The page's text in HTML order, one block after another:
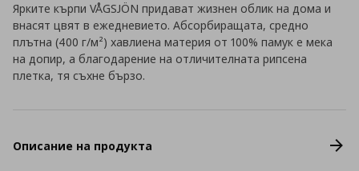
Ярките кърпи VÅGSJÖN придават жизнен облик на дома и
внасят цвят в ежедневието. Абсорбиращата, средно
плътна (400 г/м²) хавлиена материя от 100% памук е мека
на допир, а благодарение на отличителната рипсена
плетка, тя съхне бързо.
Описание на продукта